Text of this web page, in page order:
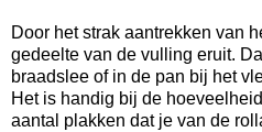
Door het strak aantrekken van
gedeelte van de vulling eruit.
braadslee of in de pan bij het
Het is handig bij de
aantal plakken dat je van de